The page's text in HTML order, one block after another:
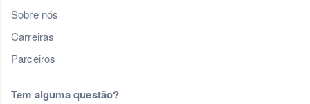
Sobre nós
Carreiras
Parceiros
Tem alguma questão?